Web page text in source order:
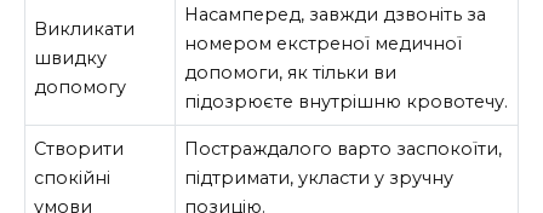
Викликати
швидку
допомогу
Насамперед, завжди дзвоніть за
номером екстреної медичної
допомоги, як тільки ви
підозрюєте внутрішню кровотечу.
Створити
спокійні
умови
Постраждалого варто заспокоїти,
підтримати, укласти у зручну
позицію.